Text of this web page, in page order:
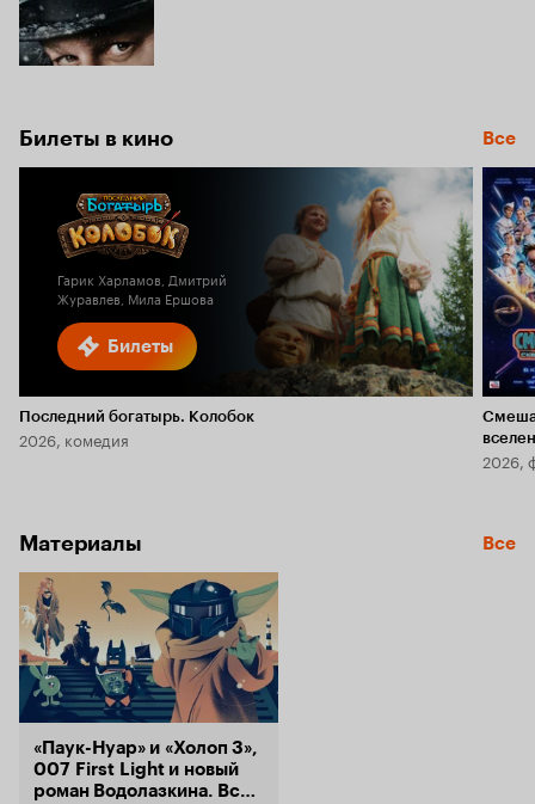
Билеты в кино Все
Билеты
Гарик Харламов, Дмитрий
Журавлев, Мила Ершова
Последний богатырь. Колобок
2026, комедия
2026,
Материалы Все
«Паук-Нуар» и «Холоп 3»,
007 First Light и новый
роман Водолазкина. Все